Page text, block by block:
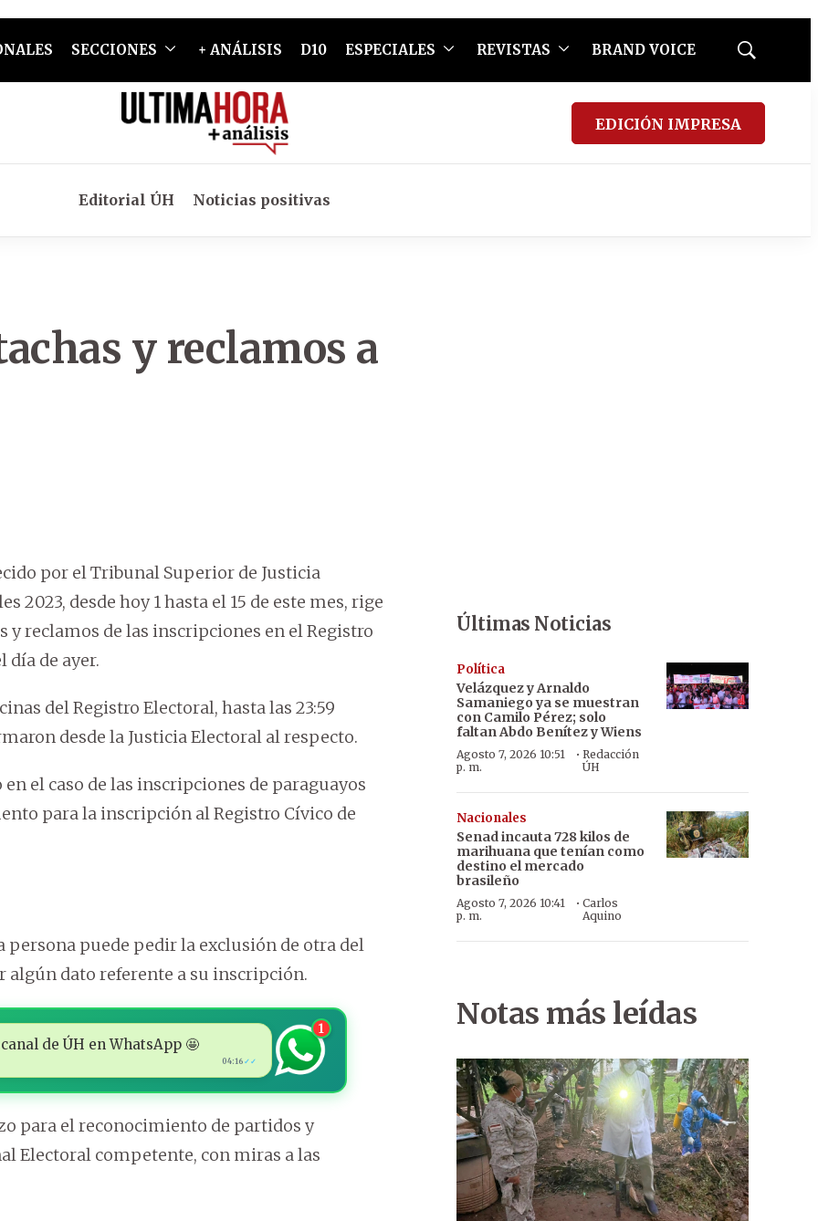
SECCIONES + ANÁLISIS D10 ESPECIALES REVISTAS BRAND VOICE
Mostrar
EDICIÓN IMPRESA
Editorial ÚH Noticias positivas
y reclamos a
por el Tribunal Superior de Justicia
2023, desde hoy 1 hasta el 15 de este mes, rige
y reclamos de las inscripciones en el Registro
día de ayer.
del Registro Electoral, hasta las 23:59
desde la Justicia Electoral al respecto.
el caso de las inscripciones de paraguayos
para la inscripción al Registro Cívico de
puede pedir la exclusión de otra del
algún dato referente a su inscripción.
de ÚH en WhatsApp 🤩
04:16 ✓✓
1
para el reconocimiento de partidos y
Electoral competente, con miras a las
Últimas Noticias
Política
Velázquez y Arnaldo
Samaniego ya se muestran
con Camilo Pérez; solo
faltan Abdo Benítez y Wiens
Agosto 7, 2026 10:51
p. m.
·Redacción
ÚH
Nacionales
Senad incauta 728 kilos de
marihuana que tenían como
destino el mercado
brasileño
Agosto 7, 2026 10:41
p. m.
· Carlos
Aquino
Notas más leídas